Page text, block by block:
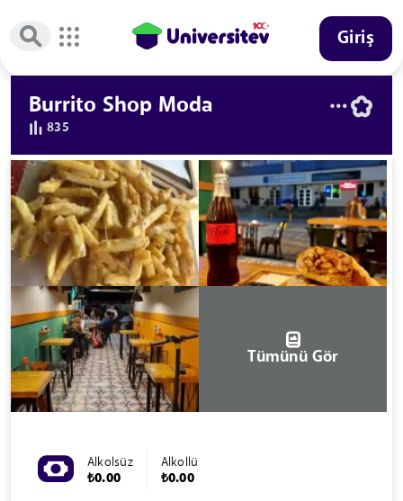
Giriş
Burrito Shop Moda
835
Tümünü Gör
Alkolsüz
₺0.00
Alkollü
₺0.00